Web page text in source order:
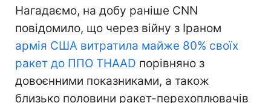
Нагадаємо, на добу раніше CNN
повідомило, що через війну з Іраном
армія США витратила майже 80% своїх
ракет до ППО THAAD порівняно з
довоєнними показниками, а також
близько половини ракет-перехоплювачів